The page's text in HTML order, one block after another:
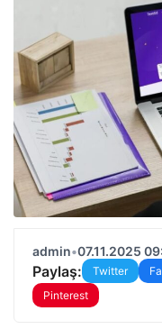
admin•07.11.2025
Paylaş: Twitter
Pinterest